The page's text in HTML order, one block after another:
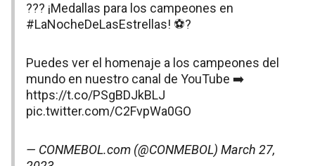
??? ¡Medallas para los campeones en
#LaNocheDeLasEstrellas! ⚽?
Puedes ver el homenaje a los campeones del
mundo en nuestro canal de YouTube ➡️
https://t.co/PSgBDJkBLJ
pic.twitter.com/C2FvpWa0GO
— CONMEBOL.com (@CONMEBOL) March 27,